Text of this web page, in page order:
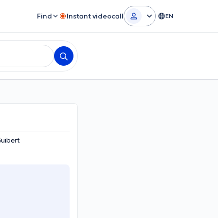
Find Instant videocall EN